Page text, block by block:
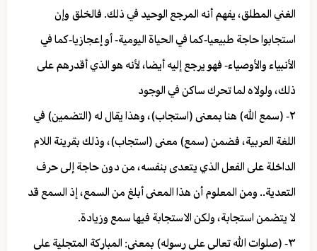
الغني المطلق، يفهم أنه المرجع الوحيد في ذلك. فالخلق وإن
استجابوا حاجة طبيعيا-كما في الحياة اليومية- أو إعجازيا-كما في
الأنبياء والأوصياء- فهو يرجع إليه أيضا، لأنه هو الذي أقدرهم على
ذلك، ولولاه لما تحرك ساكن في الوجود
٢- (سمع الله) هنا بمعنى (استجاب)، وهذا يقال له (التضمين) في
اللغة العربية، فضمن (سمع) معنى (استجاب)، وذلك بقرينة اللام
الداخلة على الفعل الذي يتعدى بنفسه، من دون حاجة إلى حرف
التعدية.. ومن المعلوم أن هذا المعنى أبلغ من السمع، إذ السمع قد
لا يتضمن استجابة، ولكن الاستجابة فيها سمع وزيادة.
٣- (صلوات الله تعالى على رسوله) بمعنى: المباركة المتجلية على